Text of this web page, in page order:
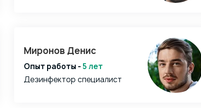
Миронов Денис
Опыт работы -5 лет
Дезинфектор специалист